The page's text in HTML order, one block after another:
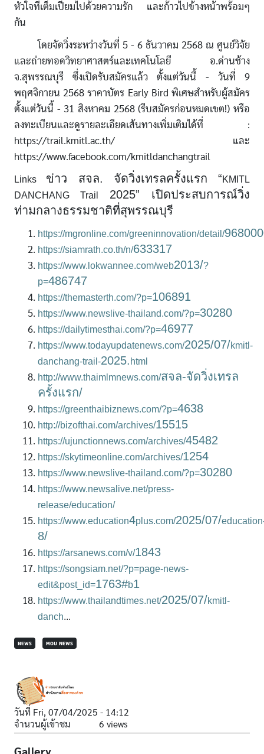
หัวใจที่เต็มเปี่ยมไปด้วยความรัก และก้าวไปข้างหน้าพร้อมๆ
กัน
โดยจัดวิ่งระหว่างวันที่ 5 - 6 ธันวาคม 2568 ณ ศูนย์วิจัย
และถ่ายทอดวิทยาศาสตร์และเทคโนโลยี อ.ด่านช้าง
จ.สุพรรณบุรี ซึ่งเปิดรับสมัครแล้ว ตั้งแต่วันนี้ - วันที่ 9
พฤศจิกายน 2568 ราคาบัตร Early Bird พิเศษสำหรับผู้สมัคร
ตั้งแต่วันนี้ - 31 สิงหาคม 2568 (รีบสมัครก่อนหมดเขต!) หรือ
ลงทะเบียนและดูรายละเอียดเส้นทางเพิ่มเติมได้ที่ :
https://trail.kmitl.ac.th/ และ
https://www.facebook.com/kmitldanchangtrail
Links ข่าว สจล. จัดวิ่งเทรลครั้งแรก “KMITL
DANCHANG Trail 2025” เปิดประสบการณ์วิ่ง
ท่ามกลางธรรมชาติที่สุพรรณบุรี
https://mgronline.com/greeninnovation/detail/
https://siamrath.co.th/n/633317
https://www.lokwannee.com/web2013/?
p=486747
https://themasterth.com/?p=106891
https://www.newslive-thailand.com/?p=30280
https://dailytimesthai.com/?p=46977
https://www.todayupdatenews.com/2025/07/kmitl-
danchang-trail-2025. html
http://www.thaimlmnews.com/สจล-จัดวิ่งเทรล
ครั้งแรก/
https://greenthaibiznews.com/?p=4638
http://bizofthai.com/archives/15515
https://ujunctionnews.com/archives/45482
https://skytimeonline.com/archives/1254
https://www.newslive-thailand.com/?p=30280
https://www.newsalive.net/press-
release/education/
https://www.education4plus.com/2025/07/
8/
https://arsanews.com/v/1843
https://songsiam.net/?p=page-news-
edit&post_id=1763#b1
https://www.thailandtimes.net/2025/07/kmitl-
danch...
NEWS MOU NEWS
วันที่ Fri, 07/04/2025 - 14:12
จำนวนผู้เข้าชม
6 views